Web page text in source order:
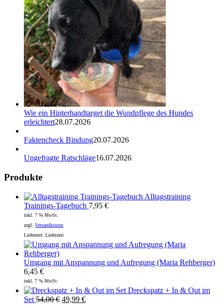
Wie ein Hinterhandtarget die Wundpflege des Hundes
erleichtert28.07.2026
Faktencheck Bindung20.07.2026
Ungefragte Ratschläge16.07.2026
Produkte
Alltagstraining
Trainings-Tagebuch 7,95 €
inkl. 7 % MwSt.
zzgl. Versandkosten
Lieferzeit: Lieferzeit
Umgang mit Anspannung und Aufregung (Maria Rehberger)
6,45 €
inkl. 7 % MwSt.
Dreckspatz + In & Out im
Set 54,00€ Ursprünglicher
49,99 €Aktueller